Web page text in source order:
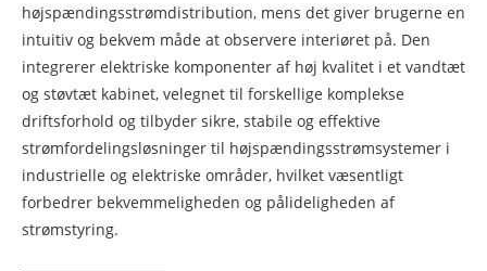
højspændingsstrømdistribution, mens det giver brugerne en
intuitiv og bekvem måde at observere interiøret på. Den
integrerer elektriske komponenter af høj kvalitet i et vandtæt
og støvtæt kabinet, velegnet til forskellige komplekse
driftsforhold og tilbyder sikre, stabile og effektive
strømfordelingsløsninger til højspændingsstrømsystemer i
industrielle og elektriske områder, hvilket væsentligt
forbedrer bekvemmeligheden og pålideligheden af ​​
strømstyring.